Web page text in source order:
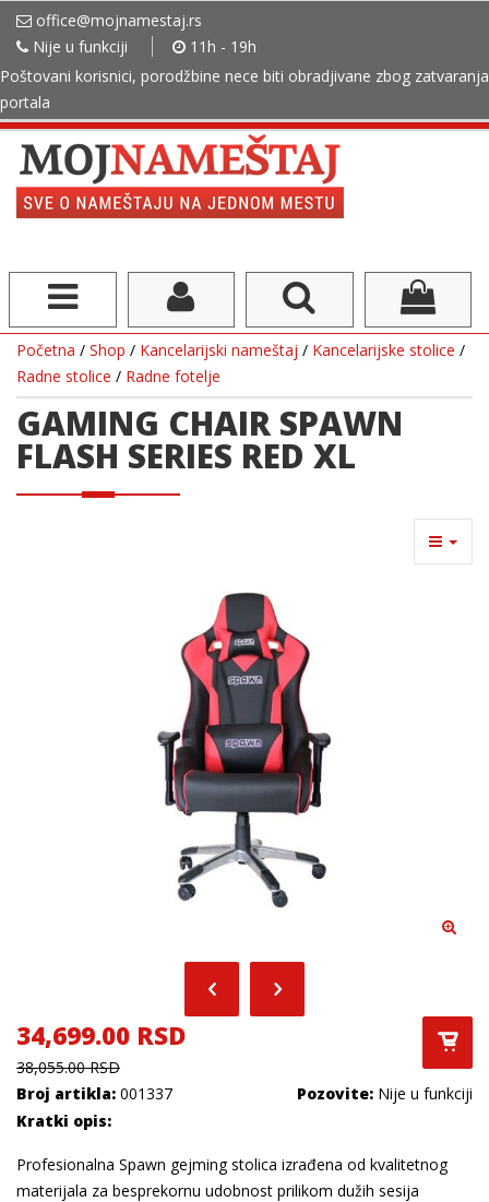
office@mojnamestaj.rs
Nije u funkciji
11h - 19h
Poštovani korisnici, porodžbine nece biti obradjivane zbog zatvaranja
portala
Početna / Shop / Kancelarijski nameštaj / Kancelarijske stolice /
Radne stolice / Radne fotelje
GAMING CHAIR SPAWN
FLASH SERIES RED XL
34,699.00 RSD
38,055.00 RSD
Broj artikla: 001337 Pozovite: Nije u funkciji
Kratki opis:
Profesionalna Spawn gejming stolica izrađena od kvalitetnog
materijala za besprekornu udobnost prilikom dužih sesija